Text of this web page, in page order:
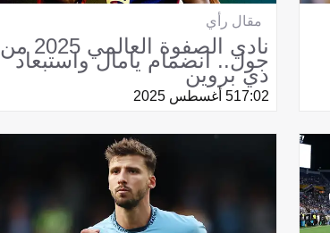
مقال رأي
نادي الصفوة العالمي 2025 من
جول.. انضمام يامال واستبعاد
دي بروين
17:025 أغسطس 2025